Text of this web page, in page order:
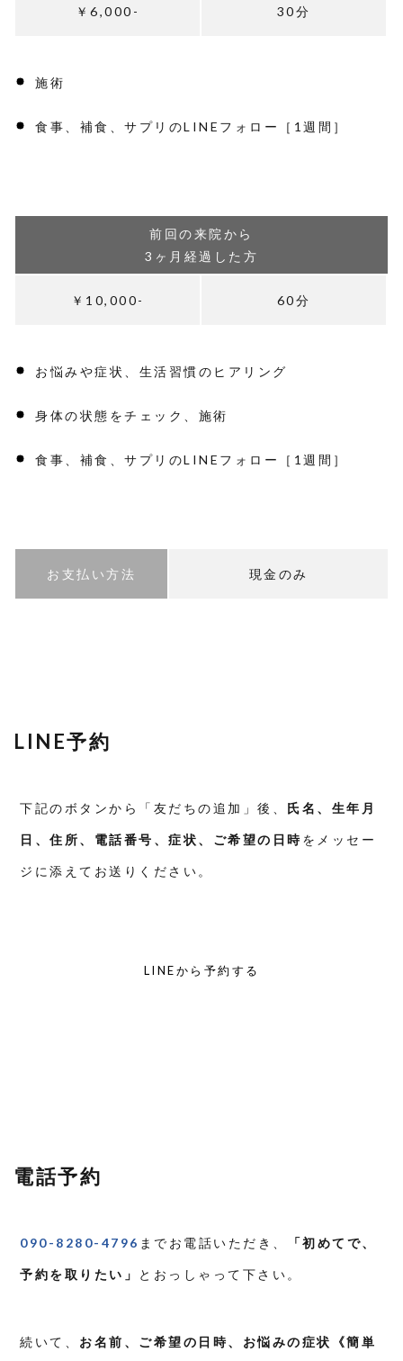
￥6,000- 30分
施術
食事、補食、サプリのLINEフォロー［1週間］
前回の来院から
3ヶ月経過した方
￥10,000- 60分
お悩みや症状、生活習慣のヒアリング
身体の状態をチェック、施術
食事、補食、サプリのLINEフォロー［1週間］
お支払い方法 現金のみ
LINE予約
下記のボタンから「友だちの追加」後、 氏名、生年月
日、住所、電話番号、症状、ご希望の日時をメッセー
ジに添えてお送りください。
LINEから予約する
電話予約
090-8280-4796 までお電話いただき、 「初めてで、
予約を取りたい」 とおっしゃって下さい。
続いて、 お名前、ご希望の日時、お悩みの症状《簡単